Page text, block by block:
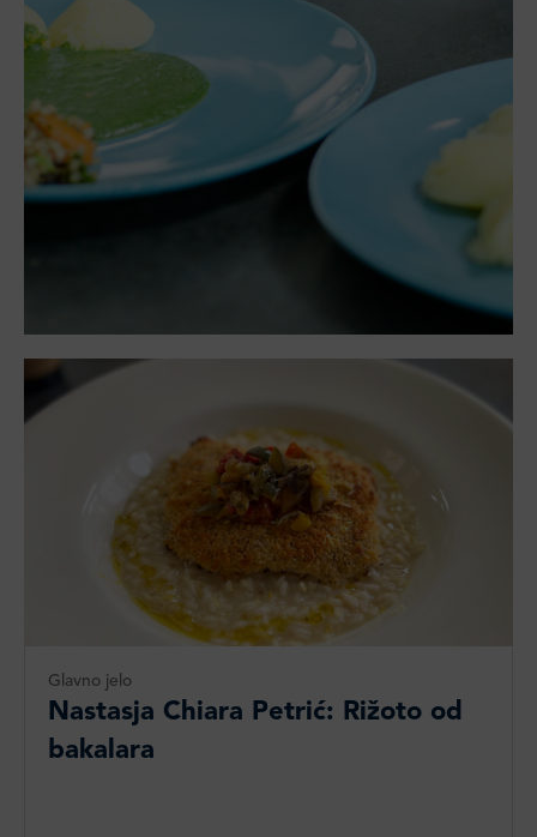
Glavno jelo
Nastasja Chiara Petrić: Rižoto od
bakalara